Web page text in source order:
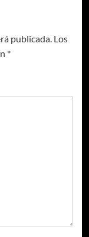
publicada. Los
*